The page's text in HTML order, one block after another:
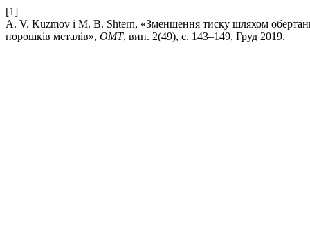
[1]
A. V. Kuzmov і M. B. Shtern, «Зменшення тиску шляхом
порошків металів», ОМТ, вип. 2(49), с. 143–149, Груд 2019.